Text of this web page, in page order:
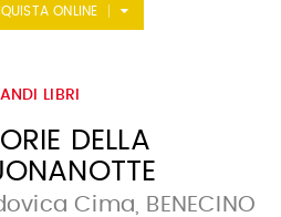
ONLINE
LIBRI
DELLA
Cima, BENECINO